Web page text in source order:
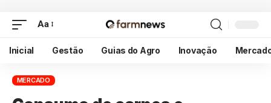
Aa
Inicial Gestão Guias do Agro Inovação
MERCADO